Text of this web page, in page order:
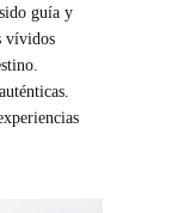
guía y
vívidos